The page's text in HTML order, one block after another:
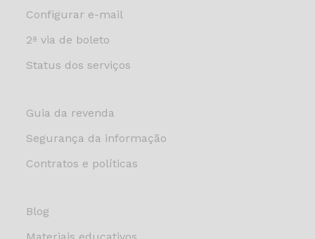
Configurar e-mail
2ª via de boleto
Status dos serviços
Guia da revenda
Segurança da informação
Contratos e políticas
Blog